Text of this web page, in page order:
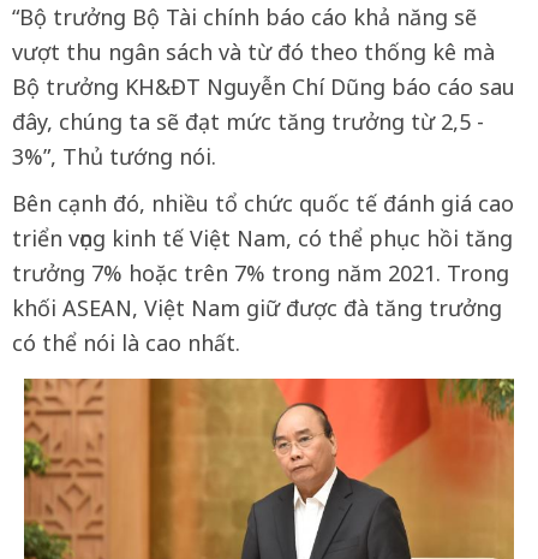
“Bộ trưởng Bộ Tài chính báo cáo khả năng sẽ
vượt thu ngân sách và từ đó theo thống kê mà
Bộ trưởng KH&ĐT Nguyễn Chí Dũng báo cáo sau
đây, chúng ta sẽ đạt mức tăng trưởng từ 2,5 -
3%”, Thủ tướng nói.
Bên cạnh đó, nhiều tổ chức quốc tế đánh giá cao
triển vọng kinh tế Việt Nam, có thể phục hồi tăng
trưởng 7% hoặc trên 7% trong năm 2021. Trong
khối ASEAN, Việt Nam giữ được đà tăng trưởng
có thể nói là cao nhất.